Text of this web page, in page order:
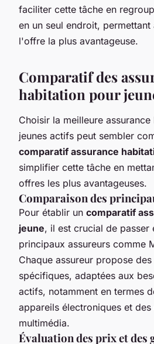
faciliter cette tâche en
en un seul endroit,
l'offre la plus avantageuse.
Comparatif des
habitation pour
Choisir la meilleure
jeunes actifs peut sembler
comparatif assurance
simplifier cette tâche en
offres les plus avantageuses.
Comparaison des
Pour établir un comparatif
jeune, il est crucial de passer
principaux assureurs comme
Chaque assureur propose
spécifiques, adaptées aux
actifs, notamment en termes
appareils électroniques et des
multimédia.
Évaluation des prix et des